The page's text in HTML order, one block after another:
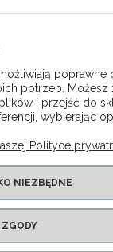
poprawne
potrzeb. Możesz
i przejść do
wybierając
Polityce
NIEZBĘDNE
ZGODY